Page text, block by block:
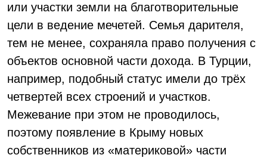
или участки земли на благотворительные
цели в ведение мечетей. Семья дарителя,
тем не менее, сохраняла право получения с
объектов основной части дохода. В Турции,
например, подобный статус имели до трёх
четвертей всех строений и участков.
Межевание при этом не проводилось,
поэтому появление в Крыму новых
собственников из «материковой» части